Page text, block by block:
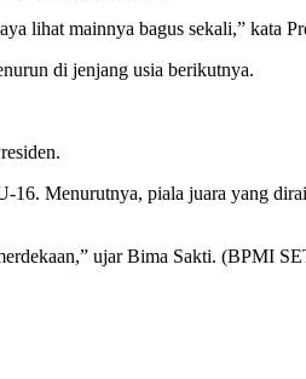
lihat mainnya bagus sekali,” kata
di jenjang usia berikutnya.
16. Menurutnya, piala juara yang
ujar Bima Sakti. (BPMI